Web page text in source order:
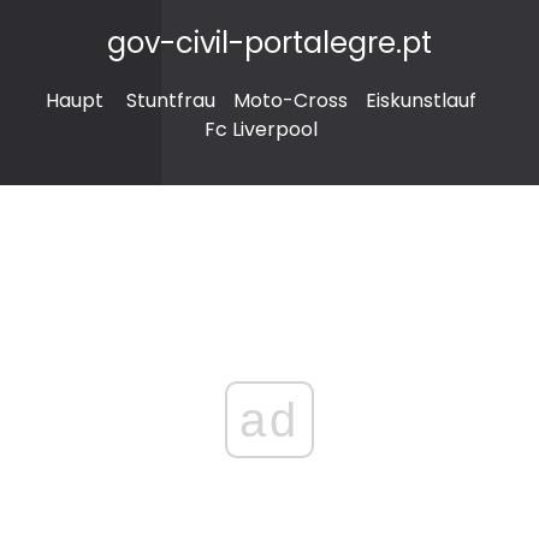
gov-civil-portalegre.pt
Haupt Stuntfrau Moto-Cross
Eiskunstlauf
Fc Liverpool
ad